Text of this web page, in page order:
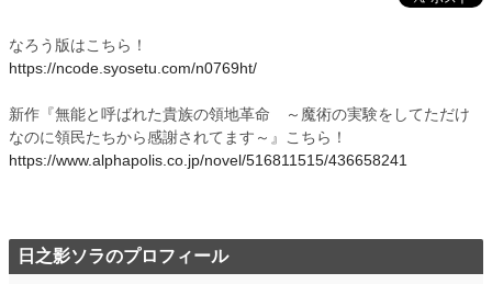
なろう版はこちら！
https://ncode.syosetu.com/n0769ht/
新作『無能と呼ばれた貴族の領地革命 ～魔術の実験をしてただけ
なのに領民たちから感謝されてます～』こちら！
https://www.alphapolis.co.jp/novel/516811515/436658241
日之影ソラのプロフィール